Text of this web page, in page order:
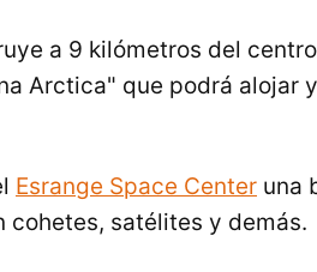
a 9 kilómetros del
Arctica" que podrá alojar
Esrange Space Center una
cohetes, satélites y demás.